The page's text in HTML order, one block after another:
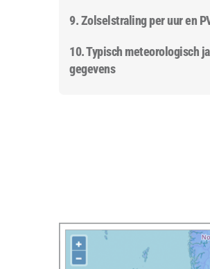
9. Zolselstraling per uur en
10. Typisch meteorologisch
gegevens